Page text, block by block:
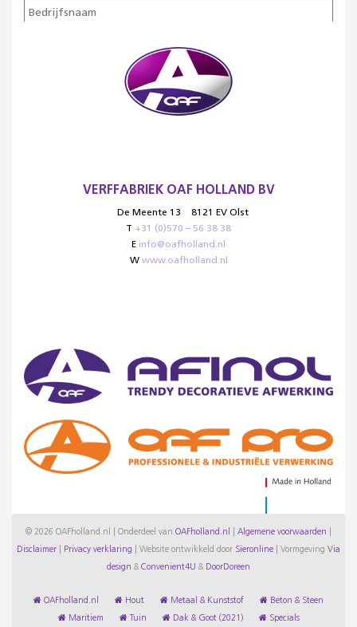
VERFFABRIEK OAF HOLLAND BV
De Meente 13
8121 EV Olst
T +31 (0)570 – 56 38 38
E info@oafholland.nl
W www.oafholland.nl
© 2026 OAFholland.nl | Onderdeel van OAFholland.nl Algemene voorwaarden
Disclaimer Privacy verklaring Website ontwikkeld door Sieronline Vormgeving Via
design & Convenient4U & DoorDoreen
OAFholland.nl Hout Metaal & Kunststof Beton & Steen
Maritiem Tuin Dak & Goot (2021) Specials